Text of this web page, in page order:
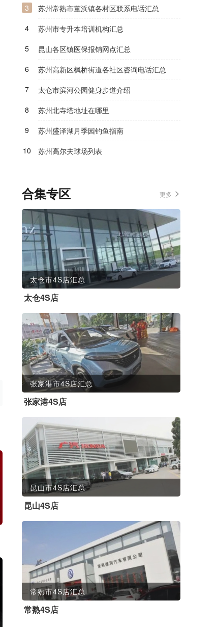
3
苏州常熟市董浜镇各村区联系电话汇总
4
苏州市专升本培训机构汇总
5
昆山各区镇医保报销网点汇总
6
苏州高新区枫桥街道各社区咨询电话汇总
7
太仓市滨河公园健身步道介绍
8
苏州北寺塔地址在哪里
9
苏州盛泽湖月季园钓鱼指南
10
苏州高尔夫球场列表
合集专区 更多
太仓市4S店汇总
太仓4S店
张家港市4S店汇总
张家港4S店
昆山市4S店汇总
昆山4S店
常熟市4S店汇总
常熟4S店